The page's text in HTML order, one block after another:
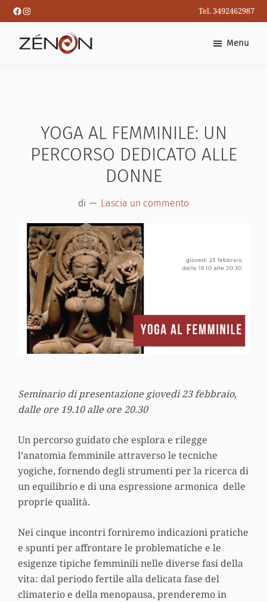
Passa
al
contenuto
Facebook
Instagram Tel. 3492462987
Menu
YOGA AL FEMMINILE: UN
PERCORSO DEDICATO ALLE
DONNE
di Lascia un commento
Seminario di presentazione giovedì 23 febbraio,
dalle ore 19.10 alle ore 20.30
Un percorso guidato che esplora e rilegge
l’anatomia femminile attraverso le tecniche
yogiche, fornendo degli strumenti per la ricerca di
un equilibrio e di una espressione armonica delle
proprie qualità.
Nei cinque incontri forniremo indicazioni pratiche
e spunti per affrontare le problematiche e le
esigenze tipiche femminili nelle diverse fasi della
vita: dal periodo fertile alla delicata fase del
climaterio e della menopausa, prenderemo in